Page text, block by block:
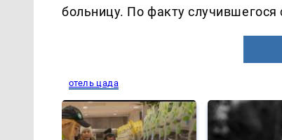
больницу. По факту случившегося
отель цада